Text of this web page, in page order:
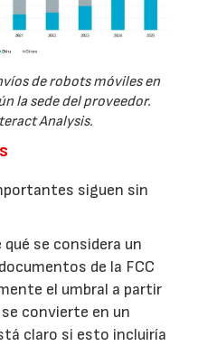
de robots móviles en
la sede del proveedor.
Analysis.
siguen sin
se considera un
de la FCC
el umbral a partir
convierte en un
claro si esto incluiría